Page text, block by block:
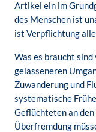
Artikel ein im
des Menschen ist
ist Verpflichtung
Was es braucht
gelasseneren
Zuwanderung und
systematische
Geflüchteten an
Überfremdung